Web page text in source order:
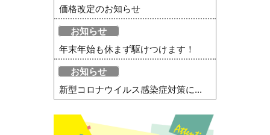
価格改定のお知らせ
お知らせ
年末年始も休まず駆けつけます！
お知らせ
新型コロナウイルス感染症対策に...